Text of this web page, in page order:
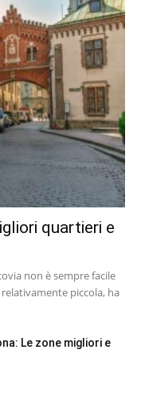
quartieri e
non è sempre facile
piccola, ha
Le zone migliori e